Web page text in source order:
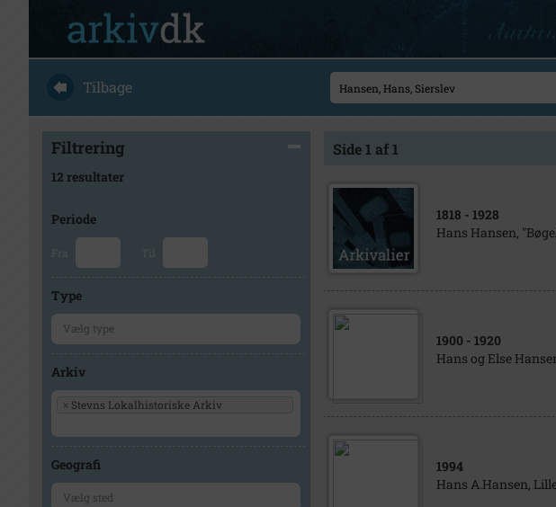
Tilbage
Filtrering
12 resultater
Periode
Fra Til
Type
Arkiv
× Stevns Lokalhistoriske Arkiv
Geografi
Side 1 af 1
1818 - 1928
Hans Hansen,
1900 - 1920
Hans og Else
1994
Hans A.Hansen,